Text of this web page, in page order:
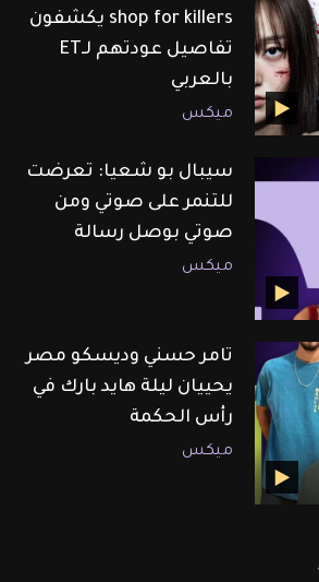
shop for killers يكشفون
تفاصيل عودتهم لـET
بالعربي
ميكس
سيبال بو شعيا: تعرضت
للتنمر على صوتي ومن
صوتي بوصل رسالة
ميكس
تامر حسني وديسكو مصر
يحييان ليلة هايد بارك في
رأس الحكمة
ميكس